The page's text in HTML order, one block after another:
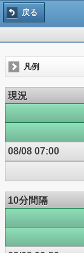
戻る
凡例
現況
08/08 07:00
10分間隔